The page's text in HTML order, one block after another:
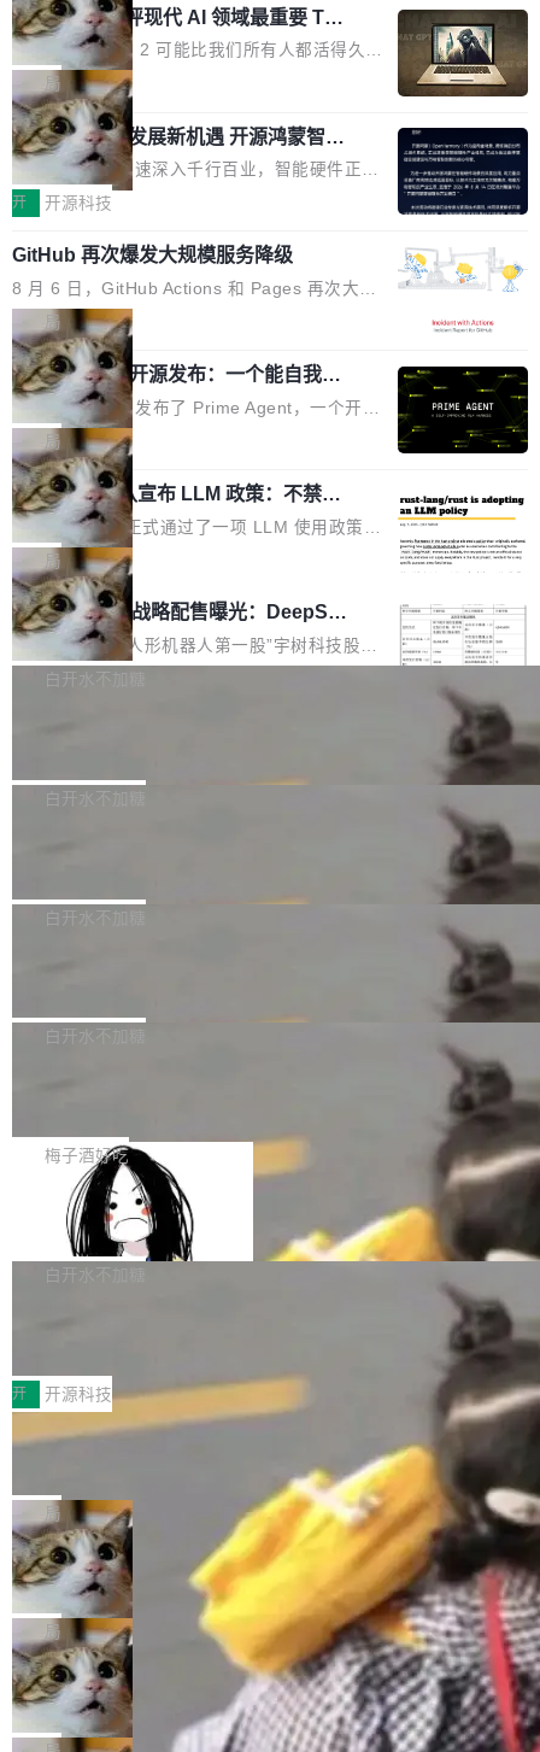
功率段机身尺寸十分紧凑的1600W电源产品。小
巧机身有效提升市面主流标准A...
业化营销服务的需求从未如此迫切。 但市场扩容
的同时,服务商的竞争逻辑正在改变。2026年Top
Agency年度合辑的观察指出,“产品”这个离消费
者最近的载体,在整个品牌营销层面的权重显著变
高了。全域营销服务商的竞争正在从规模转向深
度,案例厚度、全域覆盖、多线协同...
n 这条推文引发了广泛讨论。他不是在说风凉
话，他是说出了一个圈内人尽皆知但很少公开捅
破的事实。 Jordan 随后补充了一句软化声明：
「我不认为这些会议上大部分论文都在过度宣传
或造假。问题是，作为读者，如果你筛选出那些
看起来最令人兴奋的论文，那它们大部分都是过
度宣传的。」 这才是真正的痛点。不是所有论文
都有问题，是最吸引眼球的那批论文最有问题。
他引用的帖子来自 Mathew Shen，一位 ICLR 2
026 的读者：「看了篇 ...
xAI 前工程师评现代 AI 领域最重要 Top
3 开源项目
Flash Attention 2 可能比我们所有人都活得久。
这句话不是来自某个技术博客，而是出自 Hieu
Pham 的一条推文。Hieu Pham 是谁？他是 xAI
的早期工程师之一，在 Grok 训练基础设施团队
工作过。近日他在 X 上发了一条帖子，列出了他
认为现代 AI 领域最重要的三个开源项目。 第一
理由很具体。FA 系列不需要解释，但 FA2 是他
认为最重要的一个——复杂度恰到好处，刚好能
驱动你去学 CuTe，但还没被那些"邪恶的" Hopp
er++ 优化所淹没，足够容易修改和适配。 更关
键的是 FA2 的持久性...
局
共商智能硬件发展新机遇 开源鸿蒙智能
硬件开发者日杭州站即将举行
随着万物智联加速深入千行百业，智能硬件正从
单点设备迈向智能化、网联化、协同化发展。作
鸿蒙通过统一技术底座和分布式能力，为不同类
型智能设备的开发、连接与互联提供关键支撑，
也为产业链企业探索产品创新与商业增长打开新
的空间。 8月14日，开源鸿蒙智能硬件开发者日
（OHDD：OpenHarmony Hardware Develope
r Day）将在杭州启航。活动面向智能硬件产业
链企业和开发者，邀请行业专家与资深技术顾
问，围绕开源鸿蒙技术能力、设备适配、芯片适
配、功耗与稳定性调优、兼容性测评及统一互联
等内容展开系统讲解和实战交流，帮助企业进一
步了解开源鸿蒙在智能...
开 开源科技
GitHub 再次爆发大规模服务降级
8 月 6 日，GitHub Actions 和 Pages 再次大规
模服务降级，Actions 完全不可用超过 5 小时，
webhook 停发，连自托管 runner 也因调度层故
障无法工作。Pages、Copilot code review、C
opilot coding agent 全部受影响。从检测到完全
恢复，大约 12 小时。 这是 2026 年 8 月的第六
起事故，其中四起与 AI/Copilot 服务相关。 Git
Hub 员工 kdaigle 在 HN 讨论中贴出了一组数
据：2025 年全年 10 亿次 commit。现在，每周
2.75 亿次，全年预计 140 亿次。GitHub...
局
Prime Agent 开源发布：一个能自我改
进的编程 Agent，ARC-AGI 3 超越人类
专家基线
Prime Intellect 发布了 Prime Agent，一个开源
的编程 Agent Harness，核心设计围绕两个抽
象：Recursive Language Model（RLM）和 C
ontinual Harness。在 ARC-AGI 3 基准测试
上，Prime Agent + Opus 5 的组合达到了 95.
5% RHAE Best@1，超过了 ARC 报告的人类专
家基线 95.4%。 不是又一个 coding agent 包装
器 Prime Agent 的架构和市面上大多数 coding
agent 有本质区别。大多数 agent harness 的设
计是基于早期模型的能力—...
局
Rust 项目团队宣布 LLM 政策：不禁
止，但你要承认哪些代码不是你写的
Rust 语言项目正式通过了一项 LLM 使用政策，
覆盖 rust-lang/rust 单一仓库的代码贡献。这不
是项目级别的官方立场，目前由五个团队采纳，
但它可能是主流开源项目中关于 AI 辅助贡献最
细致的一份规则。 政策的核心只有一句话：LLM
可以用来分析、提炼、审阅、建议，但不能用来
不得生成涉及安全性的关键变更，除非作者本身
局
宇树科技 IPO 战略配售曝光：DeepSe
ek 获配 93.3 万股，锁定 36 个月
8月6日晚间，“人形机器人第一股”宇树科技股份
有限公司披露IPO发行价格及战略配售结果，杭
36个月。 公告显示，本次宇树科技战略配售对
员工参与设立的专项资产管理计划。其中，Dee
获配9...
白开水不加糖
Bug fixes and enhancements 修复多次传递同
一个回归问题，该问题导致拉取镜像时会拒绝包
题，该问题可能导致在旧版 Linux 内核...
白开水不加糖
e 孵化器项目管理委员会（IPMC）投票中获得
P）！这一里程碑不仅标志着 Fluss 迈入新的发
白开水不加糖
长期停止内容更新，未能实现其作为“AI版维基百
提交的编辑请求也长期处于待处理状态。 Groki
pedia 于去年底上线，定位为由人工智能生成内
容的百科平台，被马斯克视为传统众包百科网站
维基百科的替代方案。Lawfare 调查发现，无论
热门页面还是低关注度页面，均未出现近期更
白开水不加糖
是这样的：配 MessageSource 的 Bean、写 R
eloadableResourceBundleMessageSource、
声明 LocaleResolver、注册 LocaleChangeInt
erceptor…五六步之后才能看到第一行翻译文
本。 Solon 换了个方式。整个 i18n 模块围绕三
梅子酒好吃
Apache Doris 4.1 全面增强 Iceberg：
支持 UPDATE、MERGE INTO 与 Iceb
erg V3
Apache Doris 4.1 要补齐的，正是缺失的那一
半。在已有查询能力的基础上，Doris 进一步支
常维护操作，并完整支持 Iceberg V3 格式。
白开水不加糖
村国家自主创新示范区会议中心开幕。本届大会
由中关村智联软件服务业质量创新联盟主办，以
“智构可信·质创未来——AI原生时代的质量新范
式”为主题，直面AI从实验室走向规模化产业落地
的核心质量命题。会上，《2026智能研发生产力
工具选型手册》发布，Testin云测的Testin XAge
nt智能测试系统入选AI测试领域代表产品。对CI
O而言，这提示了一个转变：AI测试正在从效率
工具升级为企业的质量基础设施。 CIO面对的新
现实 过去两年，CIO们的焦虑清单上多了两项：
一是如何让大模型和智能体应用安全地从PoC走
向生产，二是如何让测试团队跟得上AI应用...
开 开源科技
让非法状态不可表示：一篇关于 ADT
有一种东西，一旦用过就回不去了。Alex Fedos
eev 管它叫"软件设计的基石"。 他说的东西不新
鲜——代数数据类型（ADT），尤其是和类型
（sum type）。但他说清楚了一件事：这不是类
型系统的学术体操，是日常编码的思维方式。 文
章从一个简单的例子切入。一个网站的深色主题
设置，如果用布尔值 + 可空字段来表示——bool
ean 表示是否可切换，nullable 的默认模式、浅
色方案、深色方案——会产生大量无意义的组
合。方案缺了、配置冲突了、全 null 了。要知道
局
Cloudflare 开源内部企业 AI 平台 Clou
dflare OS
Cloudflare 发布了一个开源项目 Cloudflare O
S。如果你只看官方博客，你会觉得这是又一
个"AI 知识库 + 聊天机器人"——每个大厂都在
做，没什么新鲜的。 但 Kenton Varda 在 Twitte
r 上把事情说清楚了： 今天我们发布了 Cloudfla
re OS，一个带连接器的聊天机器人，跟其他所
局
Deno 团队开源 Celld，可自托管的分
布式 Durable Objects
Ryan Dahl 领导的 Deno 团队推出了最新开源项
目 Celld，一个能在自己机器上运行 Cloudflare